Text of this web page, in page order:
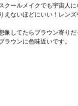
クールメイクでも宇宙人
えないほどにいい！レン
像してたらブラウン寄り
ラウンに色味近いです。